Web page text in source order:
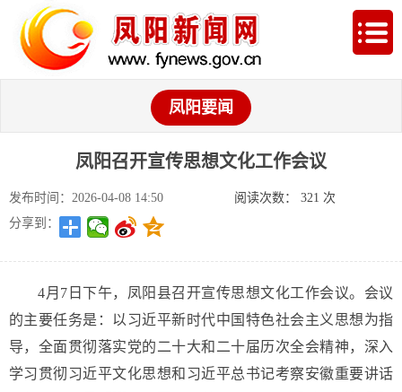
凤阳要闻
凤阳召开宣传思想文化工作会议
发布时间：2026-04-08 14:50 阅读次数： 321 次
分享到：
4月7日下午，凤阳县召开宣传思想文化工作会议。会议
的主要任务是：以习近平新时代中国特色社会主义思想为指
导，全面贯彻落实党的二十大和二十届历次全会精神，深入
学习贯彻习近平文化思想和习近平总书记考察安徽重要讲话